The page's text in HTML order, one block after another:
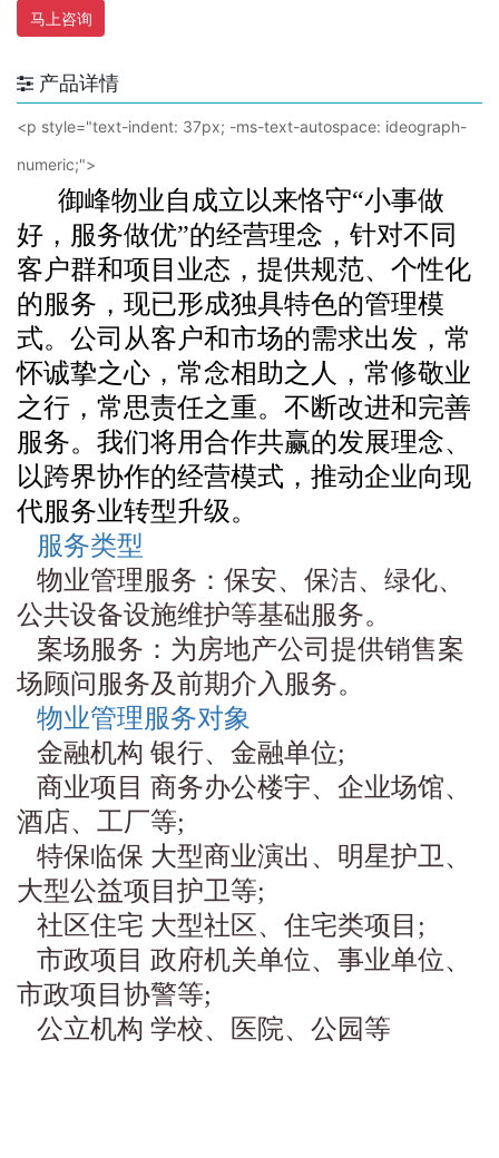
马上咨询
产品详情
<p style="text-indent: 37px; -ms-text-autospace: ideograph-
numeric;">
御峰物业自成立以来恪守“小事做
好，服务做优”的经营理念，针对不同
客户群和项目业态，提供规范、个性化
的服务，现已形成独具特色的管理模
式。公司从客户和市场的需求出发，常
怀诚挚之心，常念相助之人，常修敬业
之行，常思责任之重。不断改进和完善
服务。我们将用合作共赢的发展理念、
以跨界协作的经营模式，推动企业向现
代服务业转型升级。
服务类型
物业管理服务：保安、保洁、绿化、
公共设备设施维护等基础服务。
案场服务：为房地产公司提供销售案
场顾问服务及前期介入服务。
物业管理服务对象
金融机构 银行、金融单位;
商业项目 商务办公楼宇、企业场馆、
酒店、工厂等;
特保临保 大型商业演出、明星护卫、
大型公益项目护卫等;
社区住宅 大型社区、住宅类项目;
市政项目 政府机关单位、事业单位、
市政项目协警等;
公立机构 学校、医院、公园等